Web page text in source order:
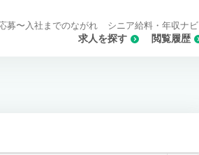
求人を探す 閲覧履歴
募〜入社までのながれ シニア給料・年収ナビ